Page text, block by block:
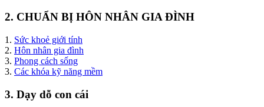
2. CHUẨN BỊ HÔN NHÂN GIA ĐÌNH
1. Sức khoẻ giới tính
2. Hôn nhân gia đình
3. Phong cách sống
3. Các khóa kỹ năng mềm
3. Dạy dỗ con cái